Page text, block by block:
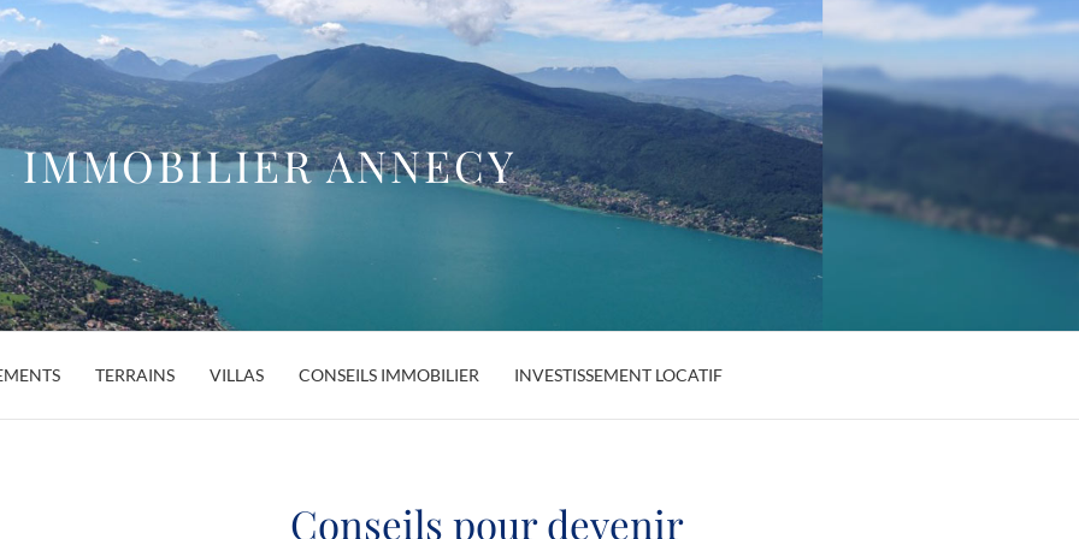
IMMOBILIER ANNECY
TERRAINS VILLAS CONSEILS IMMOBILIER INVESTISSEMENT LOCATIF
Conseils pour devenir